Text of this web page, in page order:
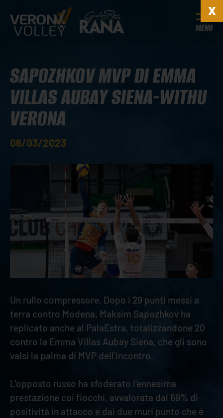
MENU
SAPOZHKOV MVP DI EMMA
VILLAS AUBAY SIENA-WITHU
VERONA
06/03/2023
Un rullo compressore. Dopo i 29 punti messi a
terra contro Modena, Maksim Sapozhkov ha
replicato anche al PalaEstra, totalizzandone 20
contro la Emma Villas Aubay Siena, che gli sono
valsi la palma di MVP dell'incontro.
L'opposto russo ha sfoderato l'ennesima
prestazione coi fiocchi, avvalorata dal 69% di
positività in attacco e dai due muri punto che è